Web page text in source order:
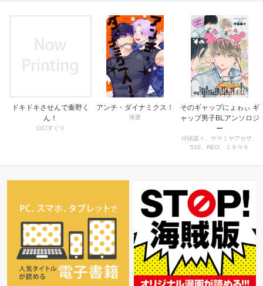
ドキドキさせんで秦野く
ん！
山口すぐり
アンチ・ダイナミクス！
琢磨
そのギャップにょゎぃ ギ
ャップ男子BLアンソロジ
ー
仔縞楽々、サマミヤアカザ、
510、REO、ミキマキ